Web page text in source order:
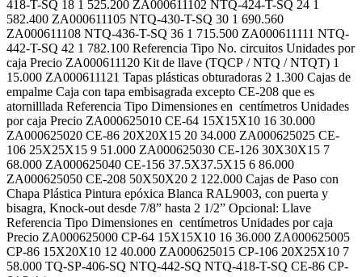
418-T-SQ 18 1 525.200 ZA000611102 NTQ-424-T-SQ 24 1
582.400 ZA000611105 NTQ-430-T-SQ 30 1 690.560
ZA000611108 NTQ-436-T-SQ 36 1 715.500 ZA000611111 NTQ-
442-T-SQ 42 1 782.100 Referencia Tipo No. circuitos Unidades por
caja Precio ZA000611120 Kit de llave (TQCP / NTQ / NTQT) 1
15.000 ZA000611121 Tapas plásticas obturadoras 2 1.300 Cajas de
empalme Caja con tapa embisagrada excepto CE-208 que es
atornilllada Referencia Tipo Dimensiones en centímetros Unidades
por caja Precio ZA000625010 CE-64 15X15X10 16 30.000
ZA000625020 CE-86 20X20X15 20 34.000 ZA000625025 CE-
106 25X25X15 9 51.000 ZA000625030 CE-126 30X30X15 7
68.000 ZA000625040 CE-156 37.5X37.5X15 6 86.000
ZA000625050 CE-208 50X50X20 2 122.000 Cajas de Paso con
Chapa Plástica Pintura epóxica Blanca RAL9003, con puerta y
bisagra, Knock-out desde 7/8” hasta 2 1/2” Opcional: Llave
Referencia Tipo Dimensiones en centímetros Unidades por caja
Precio ZA000625000 CP-64 15X15X10 16 36.000 ZA000625005
CP-86 15X20X10 12 40.000 ZA000625015 CP-106 20X25X10 7
58.000 TQ-SP-406-SQ NTQ-442-SQ NTQ-418-T-SQ CE-86 CP-